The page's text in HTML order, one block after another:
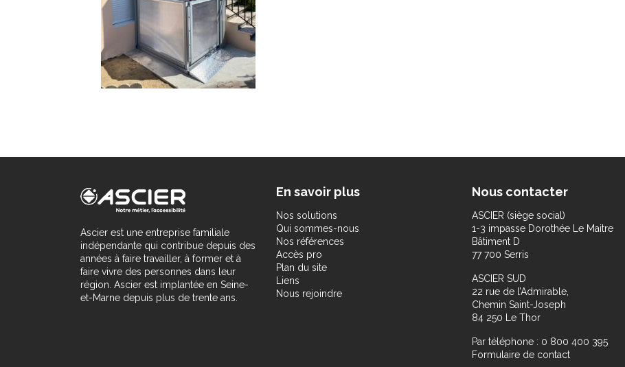
Ascier est une entreprise familiale
indépendante qui contribue depuis des
années à faire travailler, à former et à
faire vivre des personnes dans leur
région. Ascier est implantée en Seine-
et-Marne depuis plus de trente ans.
En savoir plus
Nos solutions
Qui sommes-nous
Nos références
Accès pro
Plan du site
Liens
Nous rejoindre
Nous contacter
ASCIER (siège social)
1-3 impasse Dorothée Le Maitre
Bâtiment D
77 700 Serris
ASCIER SUD
22 rue de l’Admirable,
Chemin Saint-Joseph
84 250 Le Thor
Par téléphone : 0 800 400 395
Formulaire de contact